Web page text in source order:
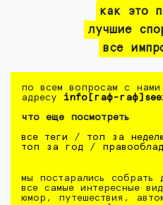
как это
лучшие
все
по всем вопросам с
адресу info[гаф-
что еще посмотреть
все теги / топ за
топ за год /
мы постарались собрать
все самые интересные
юмор, путешествия,